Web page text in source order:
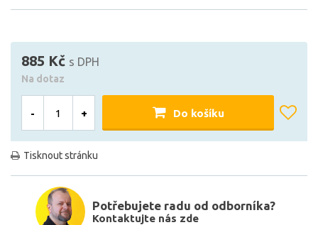
885 Kč s DPH
Na dotaz
- + Do košíku
Tisknout stránku
Potřebujete radu od odborníka?
Kontaktujte nás zde